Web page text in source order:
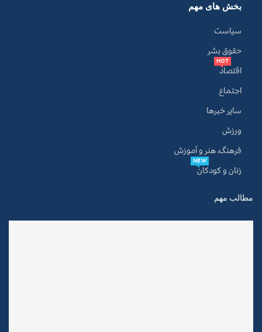
بخش های مهم
سیاست
حقوق بشر
اقتصاد
HOT
اجتماع
سایر خبرها
ورزش
فرهنگ، هنر و آموزش
زنان و کودکان
NEW
مطالب مهم